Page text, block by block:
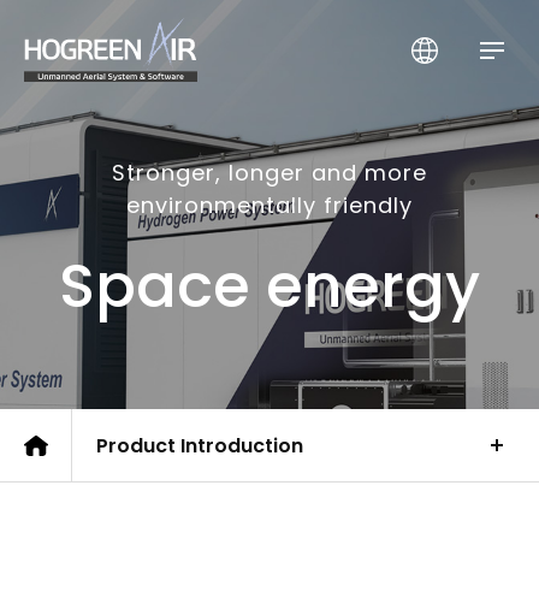
Stronger, longer and more
environmentally friendly
Space energy
Product Introduction